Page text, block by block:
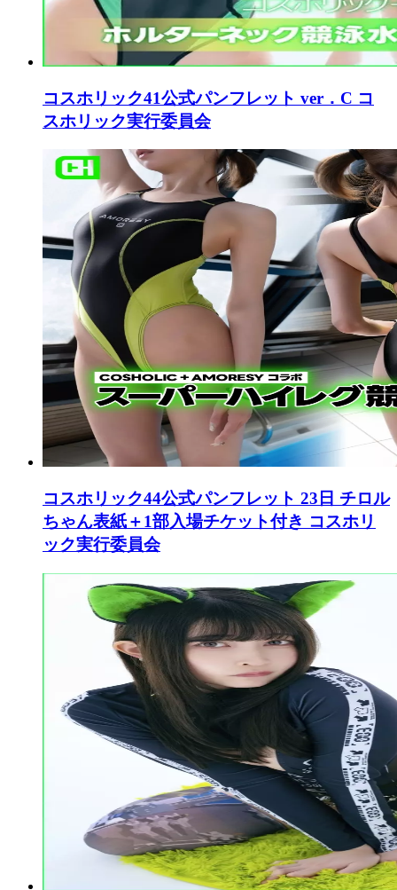
コスホリック41公式パンフレット ver．C コ
スホリック実行委員会
コスホリック44公式パンフレット 23日 チロル
ちゃん表紙＋1部入場チケット付き コスホリ
ック実行委員会